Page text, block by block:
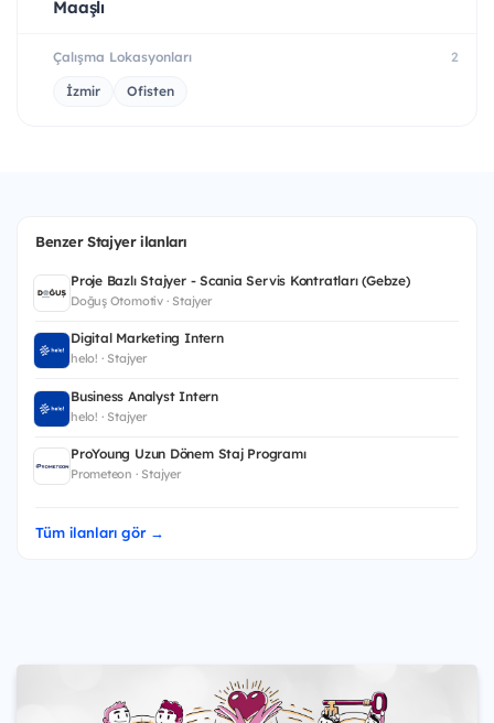
Maaşlı
Çalışma Lokasyonları 2
İzmir Ofisten
Benzer Stajyer ilanları
Proje Bazlı Stajyer - Scania Servis Kontratları (Gebze)
Doğuş Otomotiv · Stajyer
Digital Marketing Intern
helo! · Stajyer
Business Analyst Intern
helo! · Stajyer
ProYoung Uzun Dönem Staj Programı
Prometeon · Stajyer
Tüm ilanları gör →